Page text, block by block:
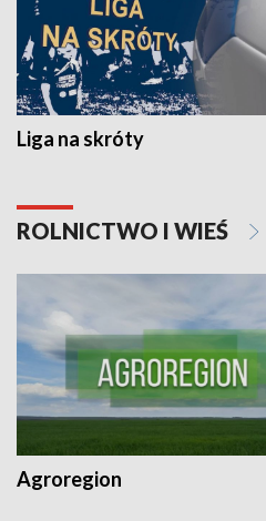
Liga na skróty
ROLNICTWO I WIEŚ
Agroregion